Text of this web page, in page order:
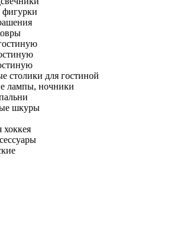
фигурки
столики для гостиной
лампы, ночники
шкуры
хоккея